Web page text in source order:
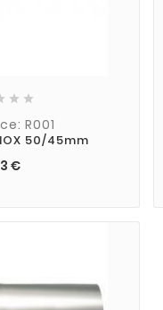
 
R001
50/45mm
€